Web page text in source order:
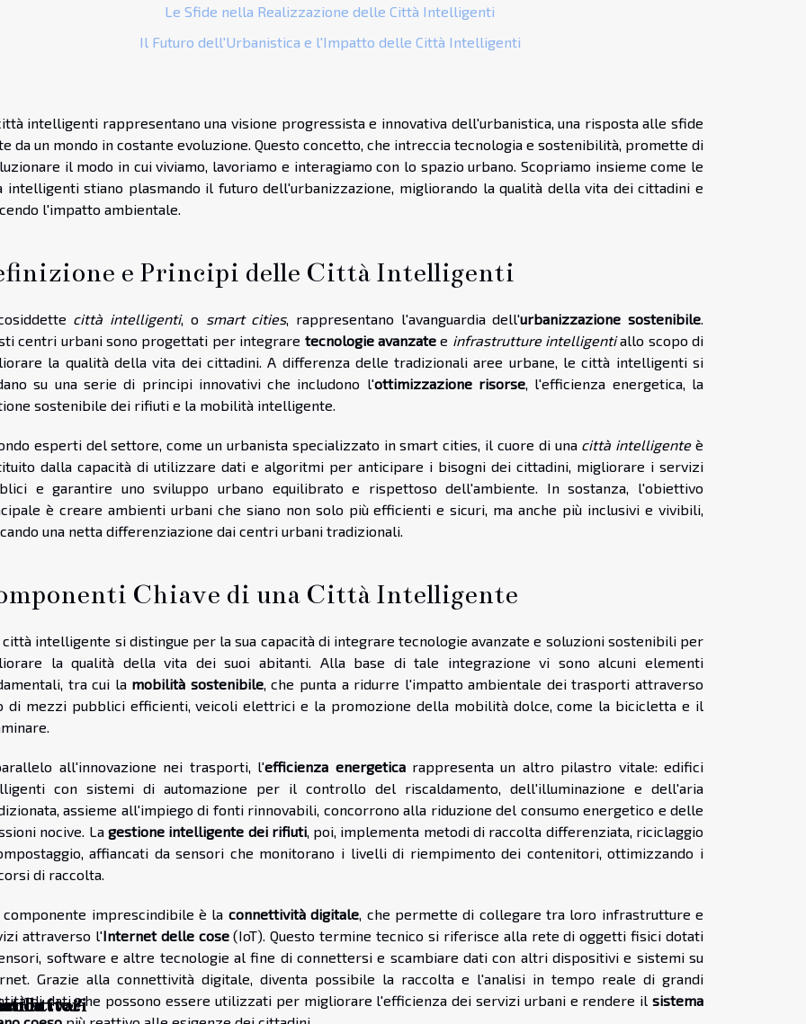
Le Sfide nella Realizzazione delle Città Intelligenti
Il Futuro dell'Urbanistica e l'Impatto delle Città Intelligenti
intelligenti rappresentano una visione progressista e innovativa dell'urbanistica, una risposta alle sfide
da un mondo in costante evoluzione. Questo concetto, che intreccia tecnologia e sostenibilità, promette di
il modo in cui viviamo, lavoriamo e interagiamo con lo spazio urbano. Scopriamo insieme come le
intelligenti stiano plasmando il futuro dell'urbanizzazione, migliorando la qualità della vita dei cittadini e
l'impatto ambientale.
e Principi delle Città Intelligenti
città intelligenti, o smart cities, rappresentano l'avanguardia dell'urbanizzazione sostenibile
centri urbani sono progettati per integrare tecnologie avanzatee infrastrutture intelligentiallo scopo di
la qualità della vita dei cittadini. A differenza delle tradizionali aree urbane, le città intelligenti si
su una serie di principi innovativi che includono l'ottimizzazione risorse , l'efficienza energetica, la
sostenibile dei rifiuti e la mobilità intelligente.
esperti del settore, come un urbanista specializzato in smart cities, il cuore di una città intelligenteè
dalla capacità di utilizzare dati e algoritmi per anticipare i bisogni dei cittadini, migliorare i servizi
e garantire uno sviluppo urbano equilibrato e rispettoso dell'ambiente. In sostanza, l'obiettivo
è creare ambienti urbani che siano non solo più efficienti e sicuri, ma anche più inclusivi e vivibili,
una netta differenziazione dai centri urbani tradizionali.
Chiave di una Città Intelligente
città intelligente si distingue per la sua capacità di integrare tecnologie avanzate e soluzioni sostenibili per
la qualità della vita dei suoi abitanti. Alla base di tale integrazione vi sono alcuni elementi
tra cui la mobilità sostenibile, che punta a ridurre l'impatto ambientale dei trasporti attraverso
di mezzi pubblici efficienti, veicoli elettrici e la promozione della mobilità dolce, come la bicicletta e il
all'innovazione nei trasporti, l'efficienza energeticarappresenta un altro pilastro vitale: edifici
con sistemi di automazione per il controllo del riscaldamento, dell'illuminazione e dell'aria
assieme all'impiego di fonti rinnovabili, concorrono alla riduzione del consumo energetico e delle
nocive. La gestione intelligente dei rifiuti, poi, implementa metodi di raccolta differenziata, riciclaggio
affiancati da sensori che monitorano i livelli di riempimento dei contenitori, ottimizzando i
di raccolta.
componente imprescindibile è la connettività digitale , che permette di collegare tra loro infrastrutture e
attraverso l'Internet delle cose(IoT). Questo termine tecnico si riferisce alla rete di oggetti fisici dotati
software e altre tecnologie al fine di connettersi e scambiare dati con altri dispositivi e sistemi su
Grazie alla connettività digitale, diventa possibile la raccolta e l'analisi in tempo reale di grandi
di dati, che possono essere utilizzati per migliorare l'efficienza dei servizi urbani e rendere il sistema